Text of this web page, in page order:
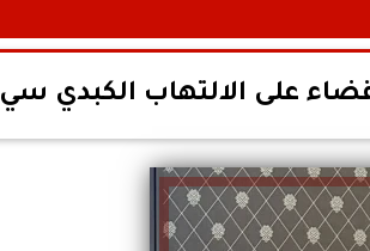
على الالتهاب الكبدي سي